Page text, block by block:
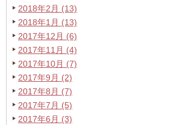
2018年2月 (13)
2018年1月 (13)
2017年12月 (6)
2017年11月 (4)
2017年10月 (7)
2017年9月 (2)
2017年8月 (7)
2017年7月 (5)
2017年6月 (3)